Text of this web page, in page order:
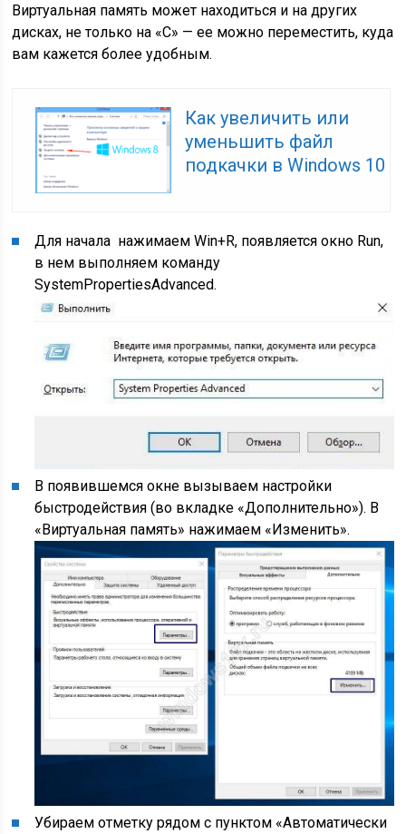
Виртуальная память может находиться и на других
дисках, не только на «С» — ее можно переместить, куда
вам кажется более удобным.
Как увеличить или
уменьшить файл
подкачки в Windows 10
Для начала нажимаем Win+R, появляется окно Run,
в нем выполняем команду
SystemPropertiesAdvanced.
В появившемся окне вызываем настройки
быстродействия (во вкладке «Дополнительно»). В
«Виртуальная память» нажимаем «Изменить».
Убираем отметку рядом с пунктом «Автоматически